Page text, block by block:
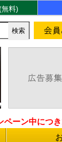
料)
ペーン中につ